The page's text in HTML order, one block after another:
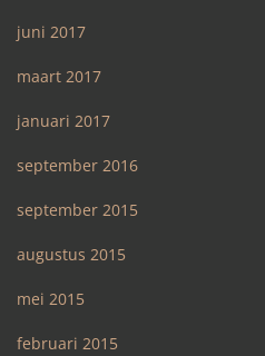
juni 2017
maart 2017
januari 2017
september 2016
september 2015
augustus 2015
mei 2015
februari 2015